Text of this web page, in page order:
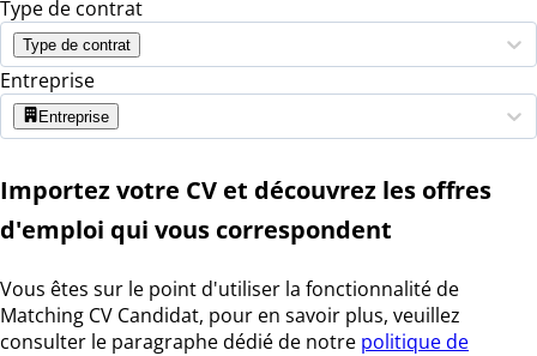
Type de contrat
Type de contrat
Entreprise
Entreprise
Importez votre CV et découvrez les offres
d'emploi qui vous correspondent
Vous êtes sur le point d'utiliser la fonctionnalité de
Matching CV Candidat, pour en savoir plus, veuillez
consulter le paragraphe dédié de notre politique de